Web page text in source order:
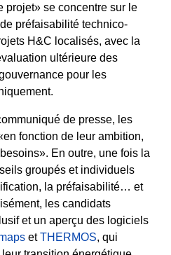
projet» se concentre sur le
préfaisabilité technico-
H&C localisés, avec la
ultérieure des
pour les
de presse, les
fonction de leur ambition,
En outre, une fois la
groupés et individuels
la préfaisabilité… et
les candidats
et un aperçu des logiciels
etTHERMOS, qui